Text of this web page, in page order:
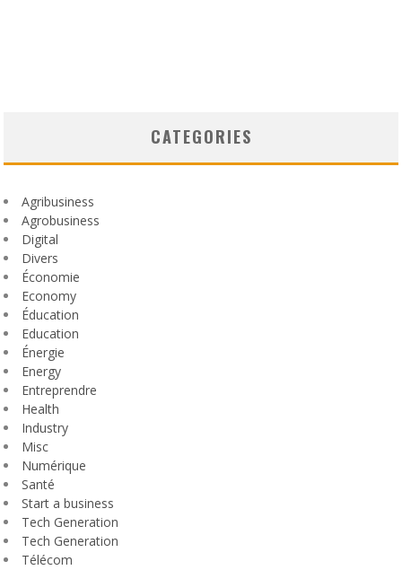
CATEGORIES
Agribusiness
Agrobusiness
Digital
Divers
Économie
Economy
Éducation
Education
Énergie
Energy
Entreprendre
Health
Industry
Misc
Numérique
Santé
Start a business
Tech Generation
Tech Generation
Télécom